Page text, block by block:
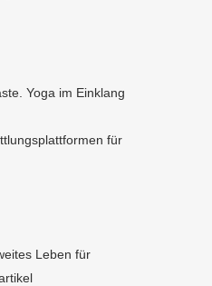
Yoga im Einklang
für
Leben für